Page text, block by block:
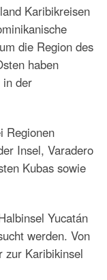
Karibikreisen
die Region des
haben
in der
Regionen
Insel, Varadero
Kubas sowie
Yucatán
werden. Von
zur Karibikinsel